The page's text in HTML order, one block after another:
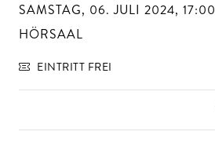
SAMSTAG, 06. JULI 2024, 17:00
HÖRSAAL
EINTRITT FREI